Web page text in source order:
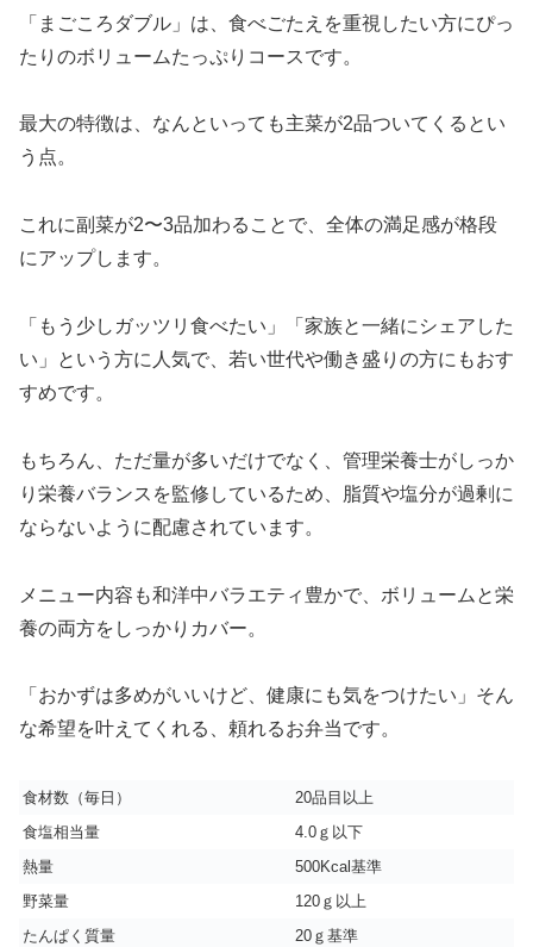
「まごころダブル」は、食べごたえを重視したい方にぴっ
たりのボリュームたっぷりコースです。
最大の特徴は、なんといっても主菜が2品ついてくるとい
う点。
これに副菜が2〜3品加わることで、全体の満足感が格段
にアップします。
「もう少しガッツリ食べたい」「家族と一緒にシェアした
い」という方に人気で、若い世代や働き盛りの方にもおす
すめです。
もちろん、ただ量が多いだけでなく、管理栄養士がしっか
り栄養バランスを監修しているため、脂質や塩分が過剰に
ならないように配慮されています。
メニュー内容も和洋中バラエティ豊かで、ボリュームと栄
養の両方をしっかりカバー。
「おかずは多めがいいけど、健康にも気をつけたい」そん
な希望を叶えてくれる、頼れるお弁当です。
食材数（毎日）
20品目以上
食塩相当量
4.0ｇ以下
熱量
500Kcal基準
野菜量
120ｇ以上
たんぱく質量
20ｇ基準